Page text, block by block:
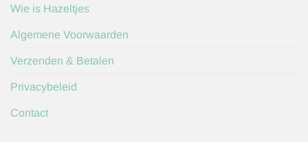
Wie is Hazeltjes
Algemene Voorwaarden
Verzenden & Betalen
Privacybeleid
Contact